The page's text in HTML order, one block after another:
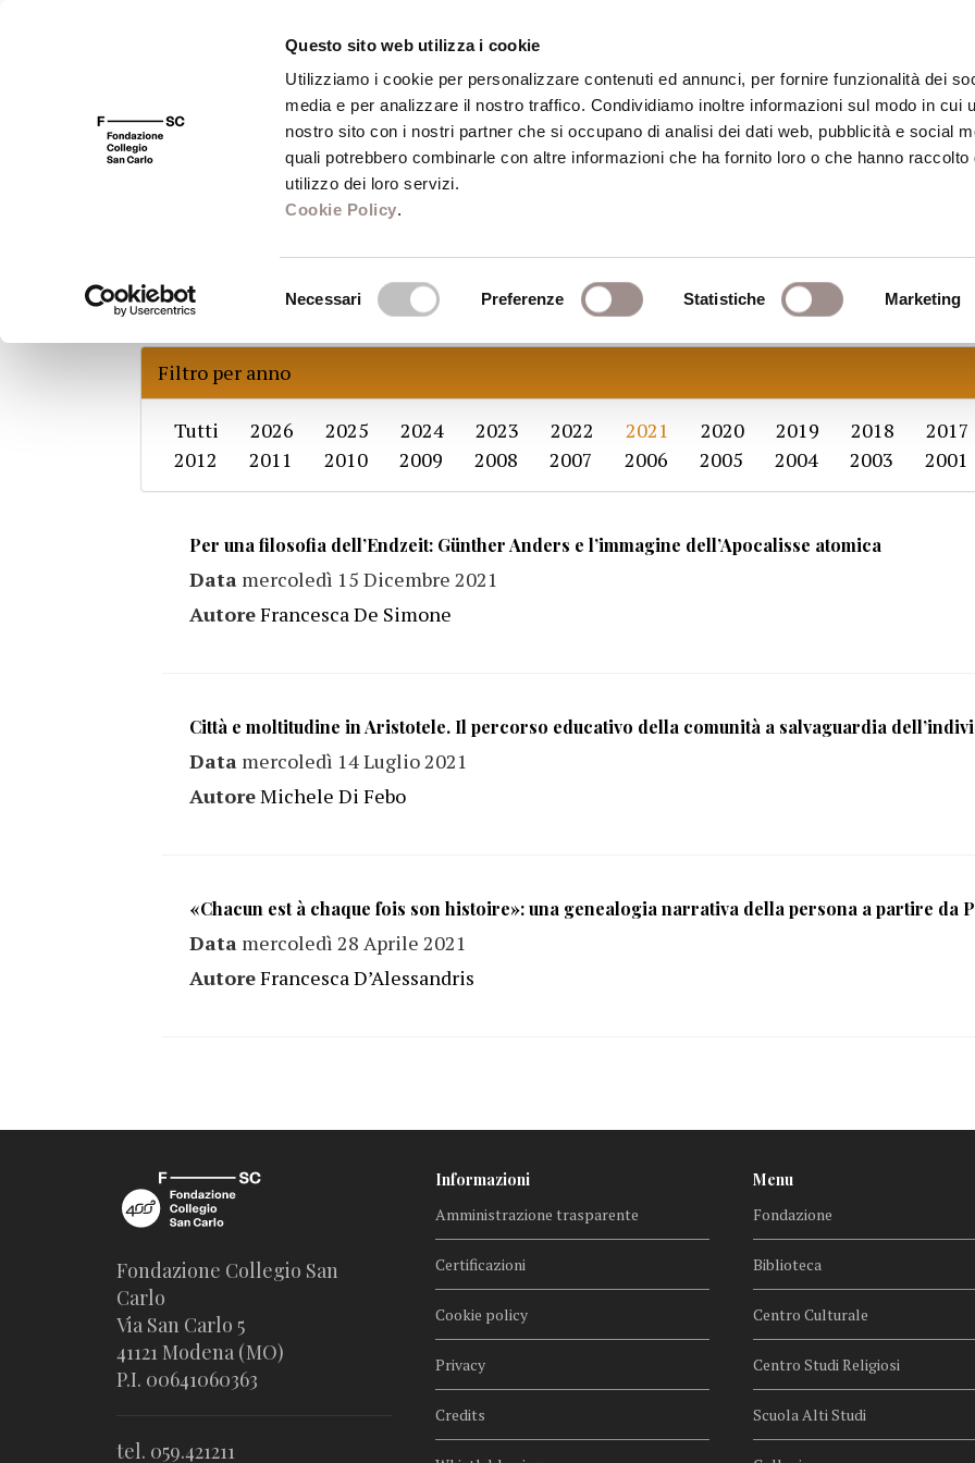
Questo sito web utilizza i cookie
Utilizziamo i cookie per personalizzare contenuti ed annunci, per fornire funzionalità dei
media e per analizzare il nostro traffico. Condividiamo inoltre informazioni sul modo in cui
nostro sito con i nostri partner che si occupano di analisi dei dati web, pubblicità e social
quali potrebbero combinarle con altre informazioni che ha fornito loro o che hanno raccolto
utilizzo dei loro servizi.
Cookie Policy.
Necessari Preferenze Statistiche Marketing
FSC 400 Fondazione Biblioteca Centro Culturale Centro Studi
Tesi discusse
Filtro per anno
Tutti 2026 2025 2024 2023 2022 2021 2020 2019 2018 2017
2012
2011 2010 2009 2008 2007 2006 2005 2004 2003 2001
Per una filosofia dell’Endzeit: Günther Anders e l’immagine dell’Apocalisse atomica
Data mercoledì 15 Dicembre 2021
AutoreFrancesca De Simone
Città e moltitudine in Aristotele. Il percorso educativo della comunità a salvaguardia
Data mercoledì 14 Luglio 2021
AutoreMichele Di Febo
«Chacun est à chaque fois son histoire»: una genealogia narrativa della persona a partire da
Data mercoledì 28 Aprile 2021
AutoreFrancesca D’Alessandris
Fondazione Collegio San
Carlo
Via San Carlo 5
41121 Modena (MO)
P.I. 00641060363
tel. 059.421211
Informazioni
Amministrazione trasparente
Certificazioni
Cookie policy
Privacy
Credits
Menu
Fondazione
Biblioteca
Centro Culturale
Centro Studi Religiosi
Scuola Alti Studi